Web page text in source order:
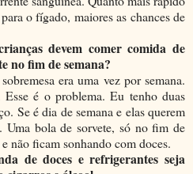
o fígado, maiores as chances de
devem comer comida de
no fim de semana?
era uma vez por semana.
é o problema. Eu tenho duas
Se é dia de semana e elas querem
Uma bola de sorvete, só no fim de
não ficam sonhando com doces.
de doces e refrigerantes seja